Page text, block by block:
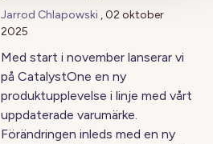
Jarrod Chlapowski ,02 oktober
2025
Med start i november lanserar vi
på CatalystOne en ny
produktupplevelse i linje med vårt
uppdaterade varumärke.
Förändringen inleds med en ny